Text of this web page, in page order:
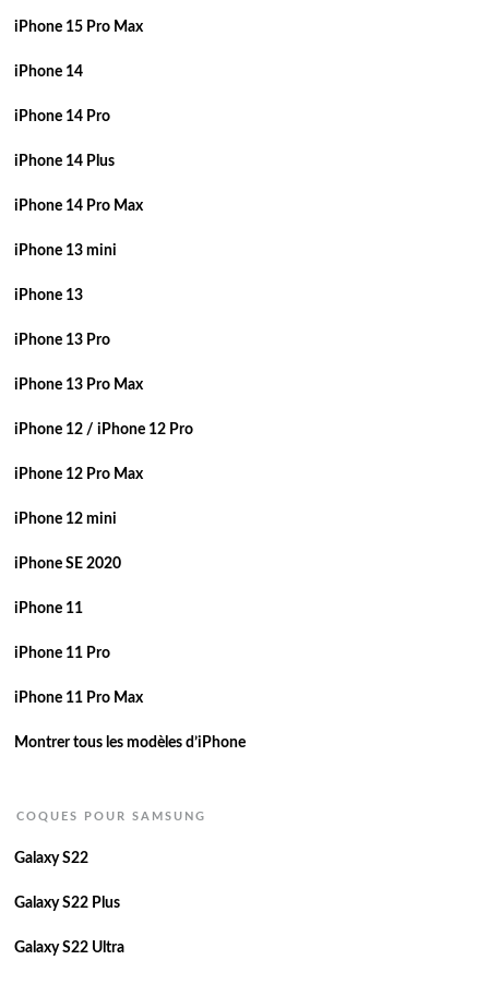
iPhone 15 Pro Max
iPhone 14
iPhone 14 Pro
iPhone 14 Plus
iPhone 14 Pro Max
iPhone 13 mini
iPhone 13
iPhone 13 Pro
iPhone 13 Pro Max
iPhone 12 / iPhone 12 Pro
iPhone 12 Pro Max
iPhone 12 mini
iPhone SE 2020
iPhone 11
iPhone 11 Pro
iPhone 11 Pro Max
Montrer tous les modèles d’iPhone
COQUES POUR SAMSUNG
Galaxy S22
Galaxy S22 Plus
Galaxy S22 Ultra